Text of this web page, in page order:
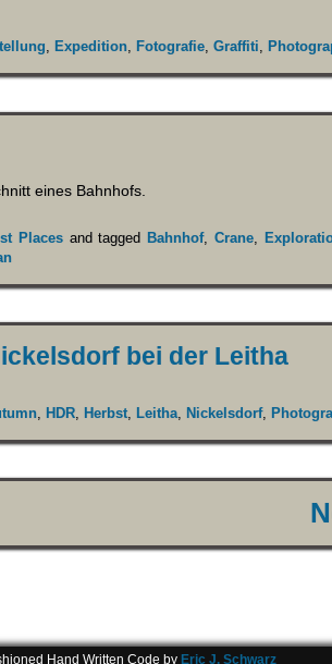
, Expedition, Fotografie, Graffiti,
eines Bahnhofs.
Placesand taggedBahnhof,Crane ,
bei der Leitha
, HDR, Herbst, Leitha, Nickelsdorf,
Hand Written Code by Eric J. Schwarz